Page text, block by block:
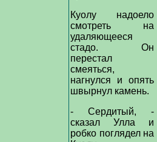
Куолу надоело
смотреть на
удаляющееся
стадо. Он
перестал
смеяться,
нагнулся и опять
швырнул камень.
- Сердитый, -
сказал Улла и
робко поглядел на